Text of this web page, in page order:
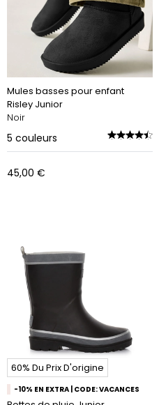
Mules basses pour enfant
Risley Junior
Noir
5 couleurs
45,00 €
60% Du Prix D'origine
-10% EN EXTRA | CODE: VACANCES